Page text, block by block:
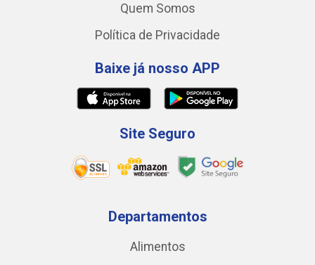
Quem Somos
Política de Privacidade
Baixe já nosso APP
Site Seguro
Departamentos
Alimentos